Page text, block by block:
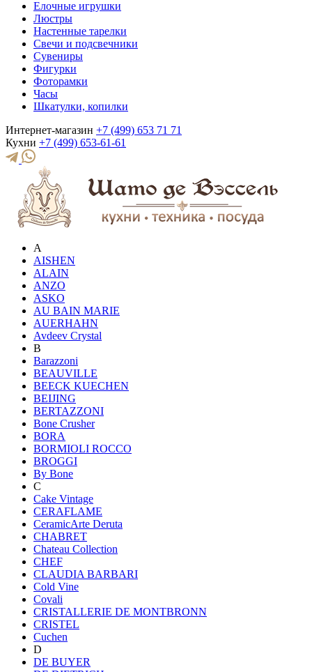
Елочные игрушки
Люстры
Настенные тарелки
Свечи и подсвечники
Сувениры
Фигурки
Фоторамки
Часы
Шкатулки, копилки
Интернет-магазин +7 (499) 653 71 71
Кухни +7 (499) 653-61-61
A
AISHEN
ALAIN
ANZO
ASKO
AU BAIN MARIE
AUERHAHN
Avdeev Crystal
B
Barazzoni
BEAUVILLE
BEECK KUECHEN
BEIJING
BERTAZZONI
Bone Crusher
BORA
BORMIOLI ROCCO
BROGGI
By Bone
C
Cake Vintage
CERAFLAME
CeramicArte Deruta
CHABRET
Chateau Collection
CHEF
CLAUDIA BARBARI
Cold Vine
Covali
CRISTALLERIE DE MONTBRONN
CRISTEL
Cuchen
D
DE BUYER